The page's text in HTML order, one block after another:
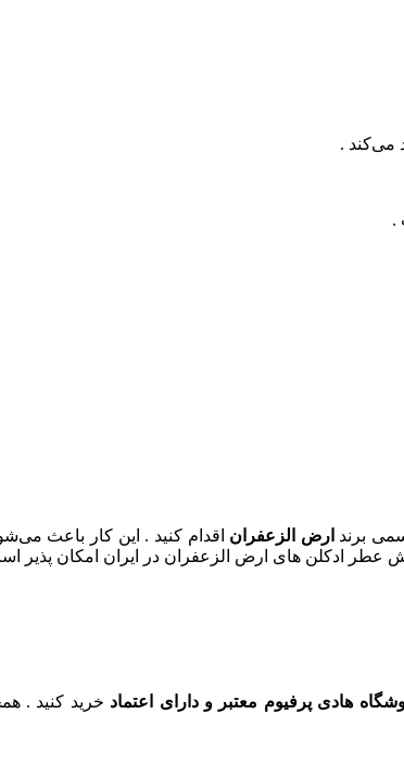
می‌کند .
.
برند ارض الزعفران اقدام کنید . این کار باعث
ادکلن های ارض الزعفران در ایران امکان پذیر
هادی پرفیوم معتبر و دارای اعتماد خرید کنید .